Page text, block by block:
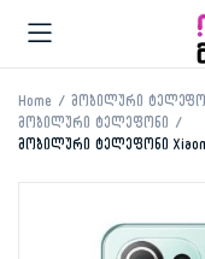
Home
მობილური
მობილური ტელეფონი
მობილური ტელეფონი